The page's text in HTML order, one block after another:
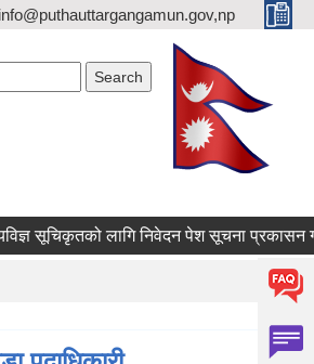
सूचिकृतको लागि निवेदन पेश सूचना प्रकासन